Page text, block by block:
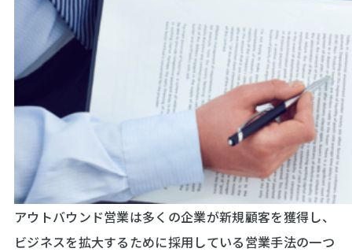
アウトバウンド営業は多くの企業が新規顧客を獲得し、
ビジネスを拡大するために採用している営業手法の一つ